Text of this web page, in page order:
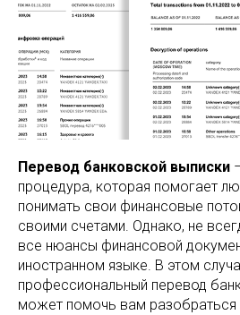
Перевод банковской выписки
процедура, которая помогает
понимать свои финансовые
своими счетами. Однако, не
все нюансы финансовой
иностранном языке. В этом
профессиональный перевод
может помочь вам разобраться